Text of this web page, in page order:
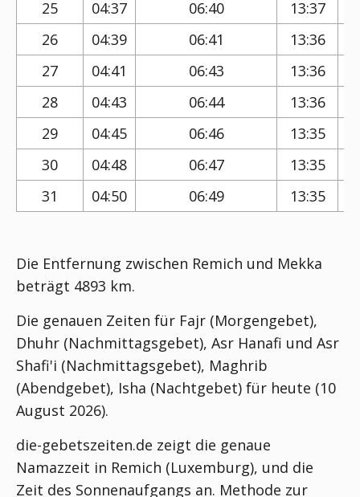
25
04:37 06:40 13:37
26
04:39 06:41 13:36
27
04:41 06:43 13:36
28
04:43 06:44 13:36
29
04:45 06:46 13:35
30
04:48 06:47 13:35
31
04:50 06:49 13:35
Die Entfernung zwischen Remich und Mekka
beträgt 4893 km.
Die genauen Zeiten für Fajr (Morgengebet),
Dhuhr (Nachmittagsgebet), Asr Hanafi und Asr
Shafi'i (Nachmittagsgebet), Maghrib
(Abendgebet), Isha (Nachtgebet) für heute (10
August 2026).
die-gebetszeiten.de zeigt die genaue
Namazzeit in Remich (Luxemburg), und die
Zeit des Sonnenaufgangs an. Methode zur